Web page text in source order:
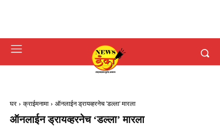
घर क्राईमनामा ऑनलाईन ड्रायव्हरनेच 'डल्ला' मारला
ऑनलाईन ड्रायव्हरनेच ‘डल्ला’ मारला